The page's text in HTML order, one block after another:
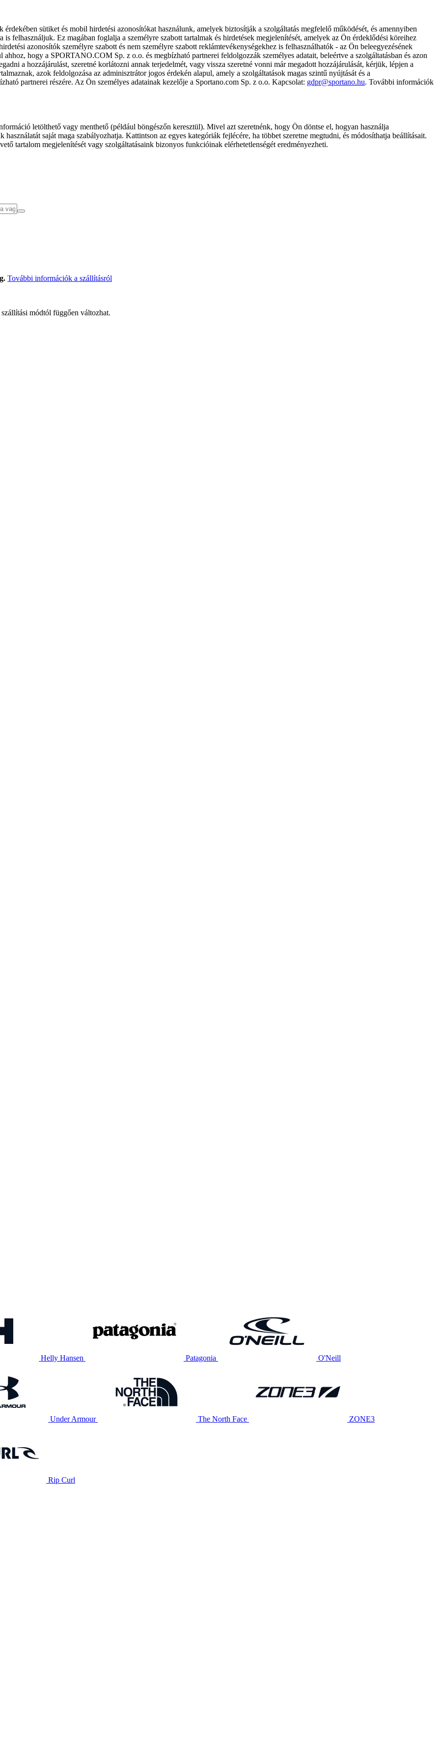
sütiket és mobil hirdetési azonosítókat használunk, amelyek biztosítják a szolgáltatás megfelelő működését, és amennyiben
is felhasználjuk. Ez magában foglalja a személyre szabott tartalmak és hirdetések megjelenítését, amelyek az Ön érdeklődési köreihez
azonosítók személyre szabott és nem személyre szabott reklámtevékenységekhez is felhasználhatók - az Ön beleegyezésének
hogy a SPORTANO.COM Sp. z o.o. és megbízható partnerei feldolgozzák személyes adatait, beleértve a szolgáltatásban és azon
a hozzájárulást, szeretné korlátozni annak terjedelmét, vagy vissza szeretné vonni már megadott hozzájárulását, kérjük, lépjen a
azok feldolgozása az adminisztrátor jogos érdekén alapul, amely a szolgáltatások magas szintű nyújtását és a
partnerei részére. Az Ön személyes adatainak kezelője a Sportano.com Sp. z o.o. Kapcsolat: gdpr@sportano.hu. További információk
letölthető vagy menthető (például böngészőn keresztül). Mivel azt szeretnénk, hogy Ön döntse el, hogyan használja
saját maga szabályozhatja. Kattintson az egyes kategóriák fejlécére, ha többet szeretne megtudni, és módosíthatja beállításait.
tartalom megjelenítését vagy szolgáltatásaink bizonyos funkcióinak elérhetetlenségét eredményezheti.
További információk a szállításról
módtól függően változhat.
Helly Hansen Patagonia O'Neill
Under Armour The North Face ZONE3
Rip Curl